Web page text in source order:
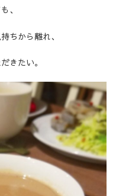
、
ちから離れ、
きたい。